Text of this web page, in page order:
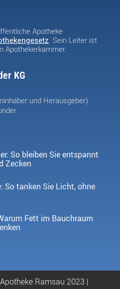
Apotheke
. Sein Leiter ist
Apothekerkammer.
KG
und Herausgeber)
So bleiben Sie entspannt
Zecken
So tanken Sie Licht, ohne
Fett im Bauchraum
Ramsau 2023 |